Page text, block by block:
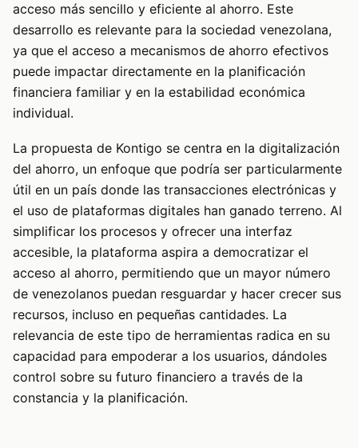
acceso más sencillo y eficiente al ahorro. Este
desarrollo es relevante para la sociedad venezolana,
ya que el acceso a mecanismos de ahorro efectivos
puede impactar directamente en la planificación
financiera familiar y en la estabilidad económica
individual.
La propuesta de Kontigo se centra en la digitalización
del ahorro, un enfoque que podría ser particularmente
útil en un país donde las transacciones electrónicas y
el uso de plataformas digitales han ganado terreno. Al
simplificar los procesos y ofrecer una interfaz
accesible, la plataforma aspira a democratizar el
acceso al ahorro, permitiendo que un mayor número
de venezolanos puedan resguardar y hacer crecer sus
recursos, incluso en pequeñas cantidades. La
relevancia de este tipo de herramientas radica en su
capacidad para empoderar a los usuarios, dándoles
control sobre su futuro financiero a través de la
constancia y la planificación.